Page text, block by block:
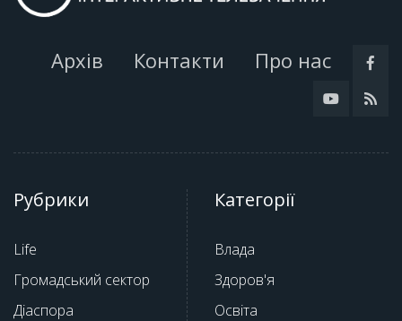
Архів Контакти Про нас
Рубрики
Life
Громадський сектор
Діаспора
Категорії
Влада
Здоров'я
Освіта